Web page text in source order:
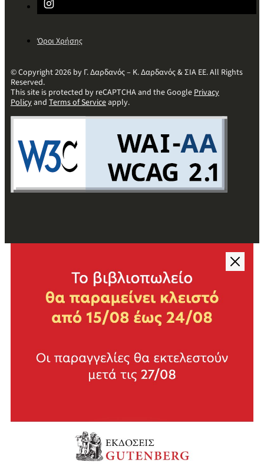
Όροι Χρήσης
© Copyright 2026 by Γ. Δαρδανός – Κ. Δαρδανός & ΣΙΑ ΕΕ. All Rights
Reserved.
This site is protected by reCAPTCHA and the GooglePrivacy
Policyand Terms of Serviceapply.